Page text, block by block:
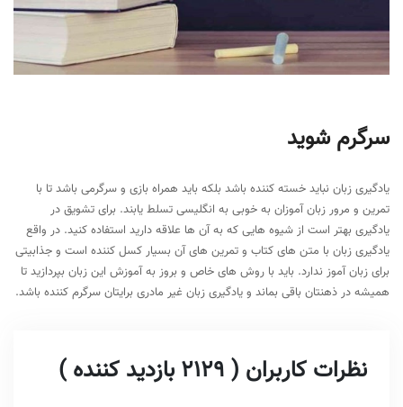
سرگرم شوید
یادگیری زبان نباید خسته کننده باشد بلکه باید همراه بازی و سرگرمی باشد تا با
تمرین و مرور زبان آموزان به خوبی به انگلیسی تسلط یابند. برای تشویق در
یادگیری بهتر است از شیوه هایی که به آن ها علاقه دارید استفاده کنید. در واقع
یادگیری زبان با متن های کتاب و تمرین های آن بسیار کسل کننده است و جذابیتی
برای زبان آموز ندارد. باید با روش های خاص و بروز به آموزش این زبان بپردازید تا
همیشه در ذهنتان باقی بماند و یادگیری زبان غیر مادری برایتان سرگرم کننده باشد.
نظرات کاربران ( 2129 بازدید کننده )